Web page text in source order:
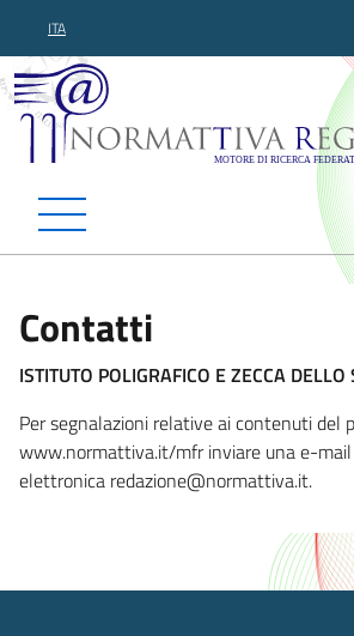
ITA
Normattiva
Contatti
ISTITUTO POLIGRAFICO E ZECCA DELLO
Per segnalazioni relative ai contenuti del
www.normattiva.it/mfr inviare una e-
elettronica redazione@normattiva.it.